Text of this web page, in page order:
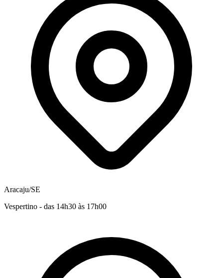
Aracaju/SE
Vespertino - das 14h30 às 17h00